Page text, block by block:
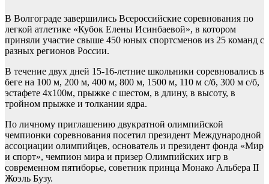
В Волгограде завершились Всероссийские соревнования по
легкой атлетике «Кубок Елены Исинбаевой», в котором
приняли участие свыше 450 юных спортсменов из 25 команд с
разных регионов России.
В течение двух дней 15-16-летние школьники соревновались в
беге на 100 м, 200 м, 400 м, 800 м, 1500 м, 110 м с/б, 300 м с/б,
эстафете 4х100м, прыжке с шестом, в длину, в высоту, в
тройном прыжке и толкании ядра.
По личному приглашению двукратной олимпийской
чемпионки соревнования посетил президент Международной
ассоциации олимпийцев, основатель и президент фонда «Мир
и спорт», чемпион мира и призер Олимпийских игр в
современном пятиборье, советник принца Монако Альбера II
Жоэль Бузу.